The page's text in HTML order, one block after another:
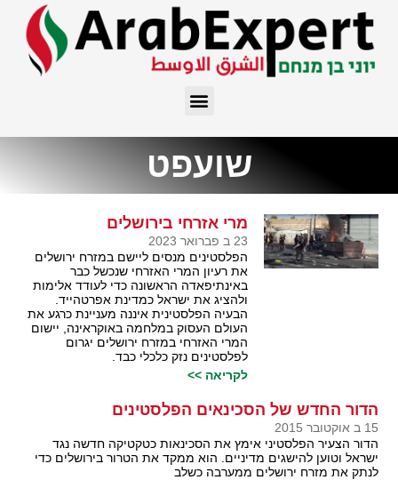
שועפט
מרי אזרחי בירושלים
23 ב פברואר 2023
הפלסטינים מנסים ליישם במזרח ירושלים
את רעיון המרי האזרחי שנכשל כבר
באינתיפאדה הראשונה כדי לעודד אלימות
ולהציג את ישראל כמדינת אפרטהייד.
הבעיה הפלסטינית איננה מעניינת כרגע את
העולם העסוק במלחמה באוקראינה, יישום
המרי האזרחי במזרח ירושלים יגרום
לפלסטינים נזק כלכלי כבד.
לקריאה >>
הדור החדש של הסכינאים הפלסטינים
15 ב אוקטובר 2015
הדור הצעיר הפלסטיני אימץ את הסכינאות כטקטיקה חדשה נגד
ישראל וטוען להישגים מדיניים. הוא ממקד את הטרור בירושלים כדי
לנתק את מזרח ירושלים ממערבה כשלב